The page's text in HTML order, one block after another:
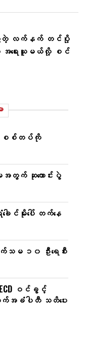
ညီတဲ့ လက်နက် တင်ပို့
အရေးယူမယ်လို့ စင်
ဖို့ စစ်တပ်ကို
တွက် ဆုတောင်းပွဲ
ါင်မိုးပေါ် တက်နေ
မ ၁၀ ဦးရေစီး
ဝင်ခွင့်
က်အခံပါတီ သတိပေး